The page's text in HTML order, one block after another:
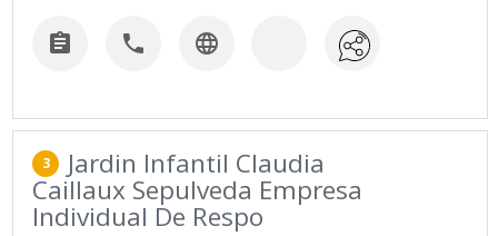
  
3 Jardin Infantil Claudia
Caillaux Sepulveda Empresa
Individual De Respo